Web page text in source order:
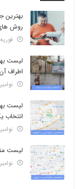
روش
فوریه 22, 2026
لیست
اطراف آن
نوامبر 6, 2024
لیست
نوامبر 4, 2024
لیست
نوامبر 3, 2024